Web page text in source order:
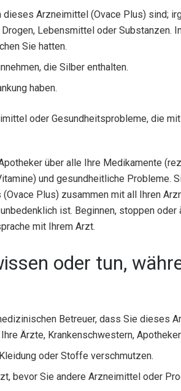
dieses Arzneimittel (Ovace Plus) sind;
Lebensmittel oder Substanzen.
Sie hatten.
die Silber enthalten.
haben.
oder Gesundheitsprobleme, die
über alle Ihre Medikamente
und gesundheitliche Probleme.
Plus) zusammen mit all Ihren
ist. Beginnen, stoppen
mit Ihrem Arzt.
oder tun,
Betreuer, dass Sie dieses
Ärzte, Krankenschwestern,
oder Stoffe verschmutzen.
bevor Sie andere Arzneimittel oder